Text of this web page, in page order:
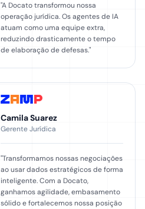
"A Docato transformou nossa
operação jurídica. Os agentes de IA
atuam como uma equipe extra,
reduzindo drasticamente o tempo
de elaboração de defesas."
Camila Suarez
Gerente Jurídica
"Transformamos nossas negociações
ao usar dados estratégicos de forma
inteligente. Com a Docato,
ganhamos agilidade, embasamento
sólido e fortalecemos nossa posição